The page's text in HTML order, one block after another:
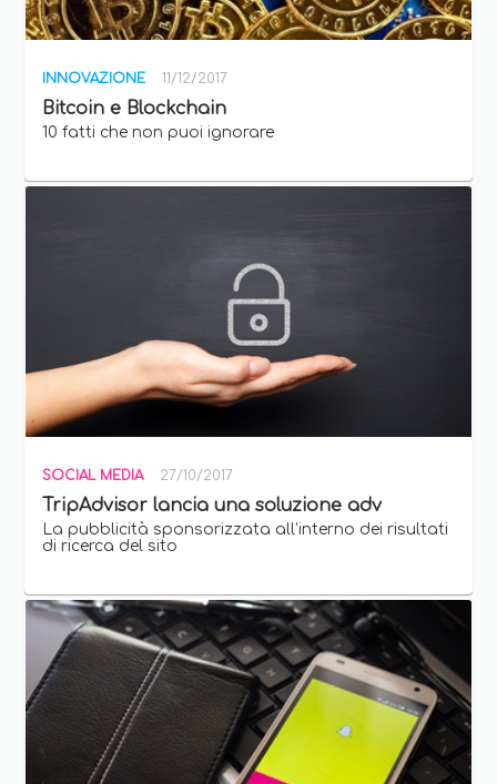
INNOVAZIONE 11/12/2017
Bitcoin e Blockchain
10 fatti che non puoi ignorare
SOCIAL MEDIA 27/10/2017
TripAdvisor lancia una soluzione adv
La pubblicità sponsorizzata all’interno dei risultati
di ricerca del sito